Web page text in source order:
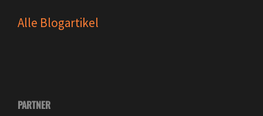
Alle Blogartikel
PARTNER